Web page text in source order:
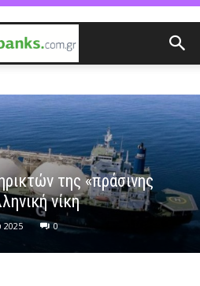
της «πράσινης
νίκη
2025 0